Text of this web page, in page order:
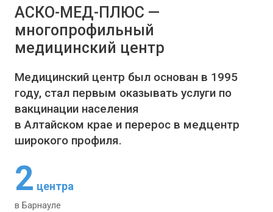
АСКО-МЕД-ПЛЮС —
многопрофильный
медицинский центр
Медицинский центр был основан в 1995
году, стал первым оказывать услуги по
вакцинации населения
в Алтайском крае и перерос в медцентр
широкого профиля.
2 центра
в Барнауле